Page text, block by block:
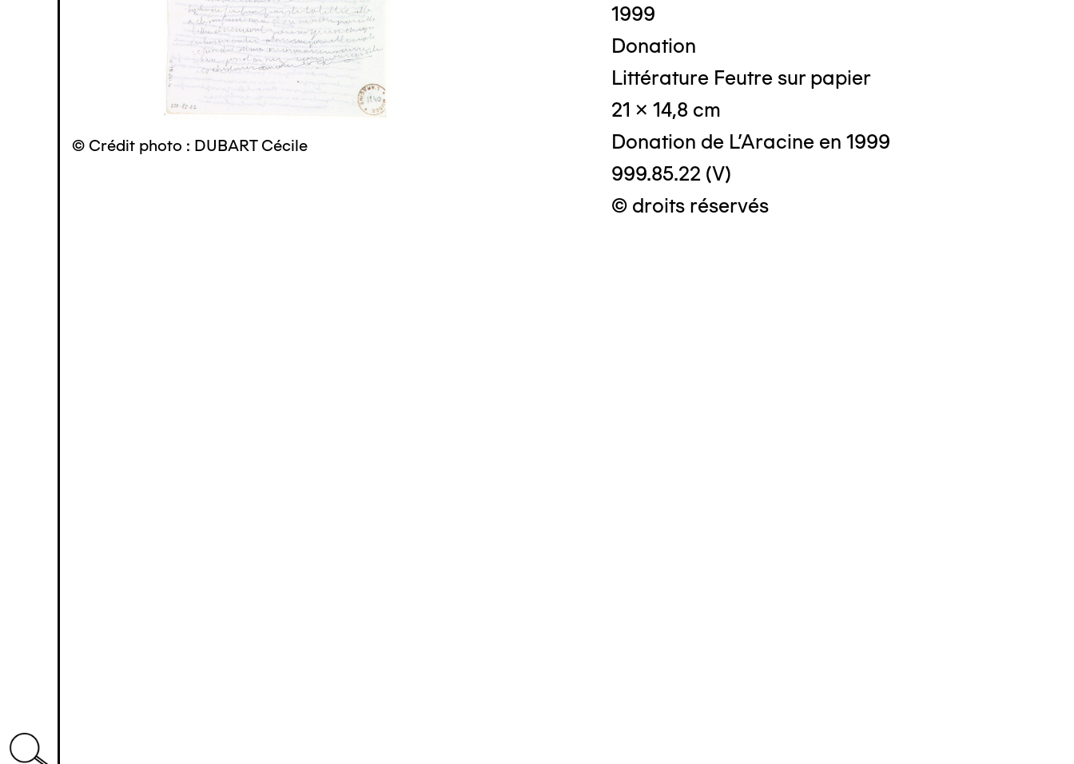
© Crédit photo : DUBART Cécile © Crédit photo : DUBART Cécile
1999
Donation
Littérature Feutre sur papier
21 x 14,8 cm
Donation de L'Aracine en 1999
999.85.22 (V)
© droits réservés